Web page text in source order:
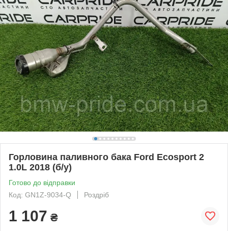
Горловина паливного бака Ford Ecosport 2
1.0L 2018 (б/у)
Готово до відправки
Код: GN1Z-9034-Q
Роздріб
1 107 ₴